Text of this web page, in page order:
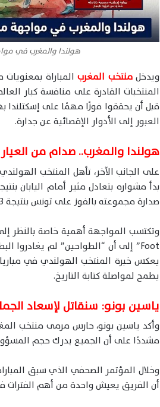
هولندا والمغرب في
ويدخل منتخب المغرب المباراة
العبور إلى الأدوار الإقصائية عن جدارة.
هولندا والمغرب.. صدام من العيار
على الجانب الآخر، تأهل المنتخب
صدارة مجموعته بالفوز على تونس بنتيجة 3-1.
يعكس خبرة المنتخب الهولندي في
يطمح لمواصلة كتابة التاريخ.
ياسين بونو: سنقاتل لإسعاد
وأكد ياسين بونو، حارس مرمى منتخب
مشددًا على أن الجميع يدرك حجم
وخلال المؤتمر الصحفي الذي سبق
أن الفريق يعيش واحدة من أهم الفترات